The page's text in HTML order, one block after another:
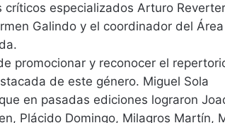
especializados Arturo
Galindo y el coordinador del
promocionar y reconocer el
de este género. Miguel Sola
en pasadas ediciones lograron
Plácido Domingo, Milagros Martín,